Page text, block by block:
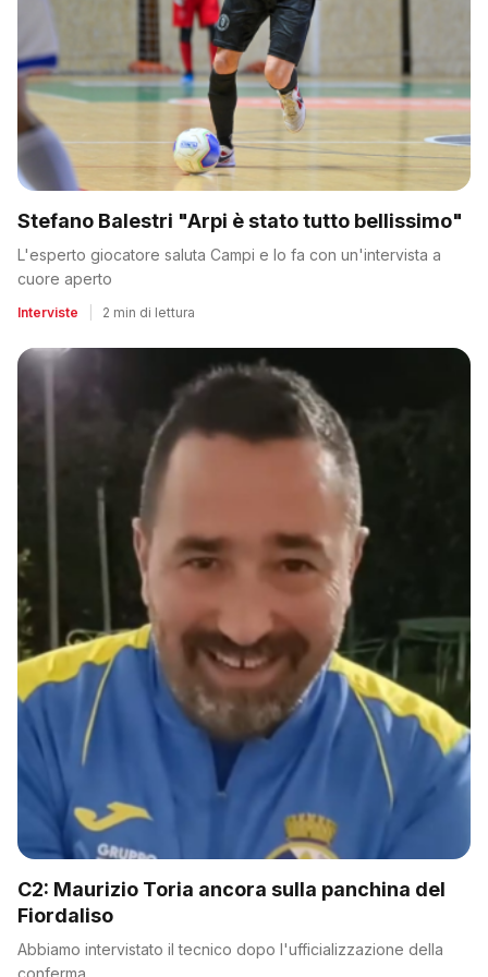
Stefano Balestri "Arpi è stato tutto bellissimo"
L'esperto giocatore saluta Campi e lo fa con un'intervista a
cuore aperto
Interviste 2 min di lettura
C2: Maurizio Toria ancora sulla panchina del
Fiordaliso
Abbiamo intervistato il tecnico dopo l'ufficializzazione della